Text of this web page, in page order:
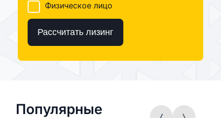
Физическое лицо
Рассчитать лизинг
Популярные